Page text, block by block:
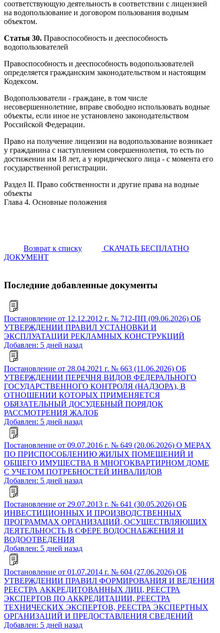
соответствующую деятельность в соответствии с лицензией
на водопользование и договором пользования водным
объектом.
Статья 30. Правоспособность и дееспособность
водопользователей
Правоспособность и дееспособность водопользователей
определяется гражданским законодательством и настоящим
Кодексом.
Водопользователи - граждане, в том числе
несовершеннолетние, вправе свободно использовать водные
объекты, если иное не установлено законодательством
Российской Федерации.
Право на получение лицензии на водопользование возникает
у гражданина с наступлением совершеннолетия, то есть по
достижении им 18 лет, а у юридического лица - с момента его
государственной регистрации.
Раздел II. Право собственности и другие права на водные
объекты
Глава 4. Основные положения
Возврат к списку
СКАЧАТЬ БЕСПЛАТНО
ДОКУМЕНТ
Последние добавленные документы
Постановление от 12.12.2012 г. № 712-ПП (09.06.2026) ОБ
УТВЕРЖДЕНИИ ПРАВИЛ УСТАНОВКИ И
ЭКСПЛУАТАЦИИ РЕКЛАМНЫХ КОНСТРУКЦИЙ
Добавлен: 5 дней назад
Постановление от 28.04.2021 г. № 663 (11.06.2026) ОБ
УТВЕРЖДЕНИИ ПЕРЕЧНЯ ВИДОВ ФЕДЕРАЛЬНОГО
ГОСУДАРСТВЕННОГО КОНТРОЛЯ (НАДЗОРА), В
ОТНОШЕНИИ КОТОРЫХ ПРИМЕНЯЕТСЯ
ОБЯЗАТЕЛЬНЫЙ ДОСУДЕБНЫЙ ПОРЯДОК
РАССМОТРЕНИЯ ЖАЛОБ
Добавлен: 5 дней назад
Постановление от 09.07.2016 г. № 649 (20.06.2026) О МЕРАХ
ПО ПРИСПОСОБЛЕНИЮ ЖИЛЫХ ПОМЕЩЕНИЙ И
ОБЩЕГО ИМУЩЕСТВА В МНОГОКВАРТИРНОМ ДОМЕ
С УЧЕТОМ ПОТРЕБНОСТЕЙ ИНВАЛИДОВ
Добавлен: 5 дней назад
Постановление от 29.07.2013 г. № 641 (30.05.2026) ОБ
ИНВЕСТИЦИОННЫХ И ПРОИЗВОДСТВЕННЫХ
ПРОГРАММАХ ОРГАНИЗАЦИЙ, ОСУЩЕСТВЛЯЮЩИХ
ДЕЯТЕЛЬНОСТЬ В СФЕРЕ ВОДОСНАБЖЕНИЯ И
ВОДООТВЕДЕНИЯ
Добавлен: 5 дней назад
Постановление от 01.07.2014 г. № 604 (27.06.2026) ОБ
УТВЕРЖДЕНИИ ПРАВИЛ ФОРМИРОВАНИЯ И ВЕДЕНИЯ
РЕЕСТРА АККРЕДИТОВАННЫХ ЛИЦ, РЕЕСТРА
ЭКСПЕРТОВ ПО АККРЕДИТАЦИИ, РЕЕСТРА
ТЕХНИЧЕСКИХ ЭКСПЕРТОВ, РЕЕСТРА ЭКСПЕРТНЫХ
ОРГАНИЗАЦИЙ И ПРЕДОСТАВЛЕНИЯ СВЕДЕНИЙ
Добавлен: 5 дней назад